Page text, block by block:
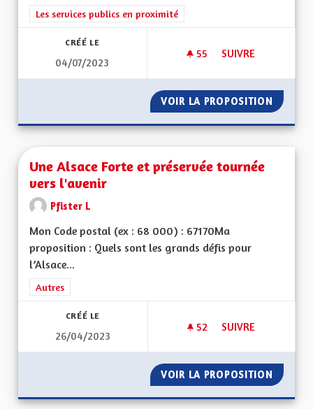
Filtrer les résultats de la catégorie : Les services publics en
Les services publics en proximité
CRÉÉ LE
04/07/2023
55 55 ABONNÉS
SUIVRE
VOIR LA PROPOSITION
Une Alsace Forte et préservée tournée
vers l'avenir
Pfister L
Mon Code postal (ex : 68 000) : 67170Ma
proposition : Quels sont les grands défis pour
l’Alsace...
Filtrer les résultats de la catégorie : Autres
Autres
CRÉÉ LE
26/04/2023
52 52 ABONNÉS
SUIVRE
VOIR LA PROPOSITION UNE